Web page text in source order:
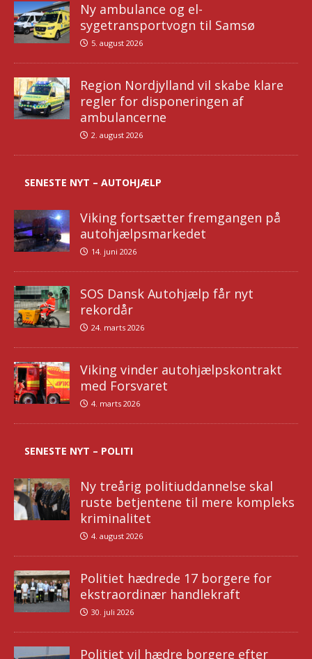
Ny ambulance og el-
sygetransportvogn til Samsø
5. august 2026
Region Nordjylland vil skabe klare
regler for disponeringen af
ambulancerne
2. august 2026
SENESTE NYT – AUTOHJÆLP
Viking fortsætter fremgangen på
autohjælpsmarkedet
14. juni 2026
SOS Dansk Autohjælp får nyt
rekordår
24. marts 2026
Viking vinder autohjælpskontrakt
med Forsvaret
4. marts 2026
SENESTE NYT – POLITI
Ny treårig politiuddannelse skal
ruste betjentene til mere kompleks
kriminalitet
4. august 2026
Politiet hædrede 17 borgere for
ekstraordinær handlekraft
30. juli 2026
Politiet vil hædre borgere efter